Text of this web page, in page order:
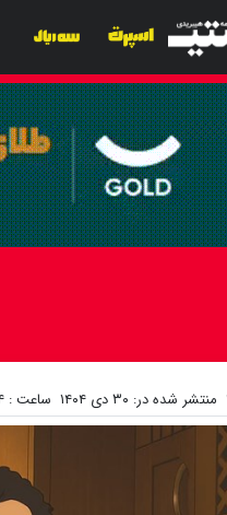
منتشر شده در: ۳۰ دی ۱۴۰۴ ساعت : ۱۶:۱۴